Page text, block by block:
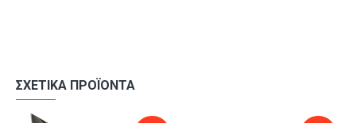
ΣΧΕΤΙΚΆ ΠΡΟΪΌΝΤΑ